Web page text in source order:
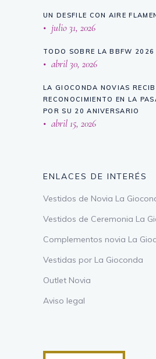
UN DESFILE CON AIRE
julio 31, 2026
TODO SOBRE LA BBFW 2026
abril 30, 2026
LA GIOCONDA NOVIAS
RECONOCIMIENTO EN LA
POR SU 20 ANIVERSARIO
abril 15, 2026
ENLACES DE INTERÉS
Vestidos de Novia La
Vestidos de Ceremonia La
Complementos novia La
Vestidas por La Gioconda
Outlet Novia
Aviso legal